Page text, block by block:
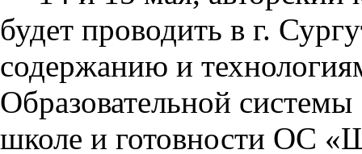
будет проводить в г.
содержанию и
Образовательной
школе и готовности ОС